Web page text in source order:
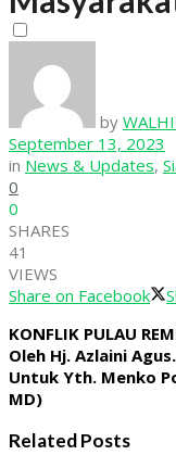
View All Result
by
September 13, 2023
in News & Updates,
0
0
SHARES
41
VIEWS
Share on Facebook
KONFLIK PULAU
Oleh Hj. Azlaini Agus.
Untuk Yth. Menko
MD)
Related Posts